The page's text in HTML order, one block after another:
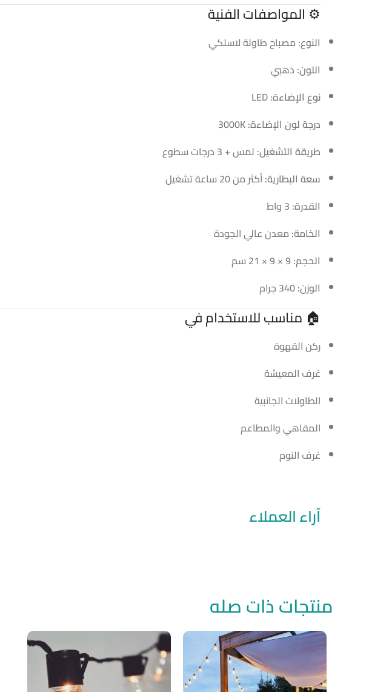
⚙️ المواصفات الفنية
النوع: مصباح طاولة لاسلكي
اللون: ذهبي
نوع الإضاءة:
درجة لون الإضاءة:
طريقة التشغيل: لمس + 3 درجات سطوع
سعة البطارية:أكثر من 20 ساعة تشغيل
القدرة:
الخامة: معدن عالي الجودة
الحجم:
الوزن:
🏠 مناسب للاستخدام في
ركن القهوة
غرف المعيشة
الطاولات الجانبية
المقاهي والمطاعم
غرف النوم
آراء العملاء
منتجات ذات صله